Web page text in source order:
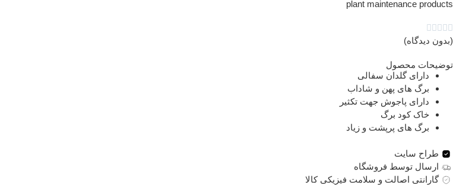
plant maintenance products





(بدون دیدگاه)
توضیحات محصول
دارای گلدان سفالی
برگ های پهن و شاداب
دارای پاجوش جهت تکثیر
خاک کود برگ
برگ های پرپشت و زیاد
طراح سایت
ارسال توسط فروشگاه
گارانتی اصالت و سلامت فیزیکی کالا